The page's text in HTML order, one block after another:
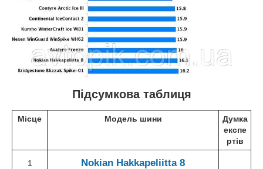
Підсумкова таблиця
Місце Модель шини
Думка
експе
ртів
1 Nokian Hakkapeliitta 8